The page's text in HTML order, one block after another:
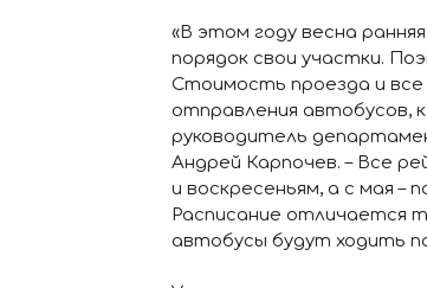
«В этом году весна
порядок свои участки.
Стоимость проезда и все
отправления автобусов,
руководитель
Андрей Карпочев. – Все
и воскресеньям, а с мая –
Расписание отличается
автобусы будут ходить